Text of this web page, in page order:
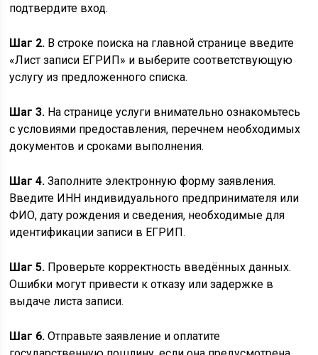
подтвердите вход.
Шаг 2. В строке поиска на главной странице введите
«Лист записи ЕГРИП» и выберите соответствующую
услугу из предложенного списка.
Шаг 3. На странице услуги внимательно ознакомьтесь
с условиями предоставления, перечнем необходимых
документов и сроками выполнения.
Шаг 4. Заполните электронную форму заявления.
Введите ИНН индивидуального предпринимателя или
ФИО, дату рождения и сведения, необходимые для
идентификации записи в ЕГРИП.
Шаг 5. Проверьте корректность введённых данных.
Ошибки могут привести к отказу или задержке в
выдаче листа записи.
Шаг 6. Отправьте заявление и оплатите